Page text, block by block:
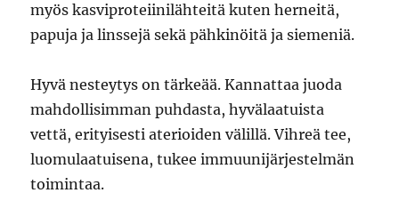
myös kasviproteiinilähteitä kuten herneitä,
papuja ja linssejä sekä pähkinöitä ja siemeniä.
Hyvä nesteytys on tärkeää. Kannattaa juoda
mahdollisimman puhdasta, hyvälaatuista
vettä, erityisesti aterioiden välillä. Vihreä tee,
luomulaatuisena, tukee immuunijärjestelmän
toimintaa.